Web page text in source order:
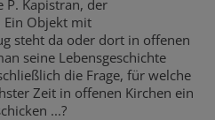
P. Kapistran, der
Ein Objekt mit
steht da oder dort in offenen
seine Lebensgeschichte
die Frage, für welche
Zeit in offenen Kirchen ein
...?